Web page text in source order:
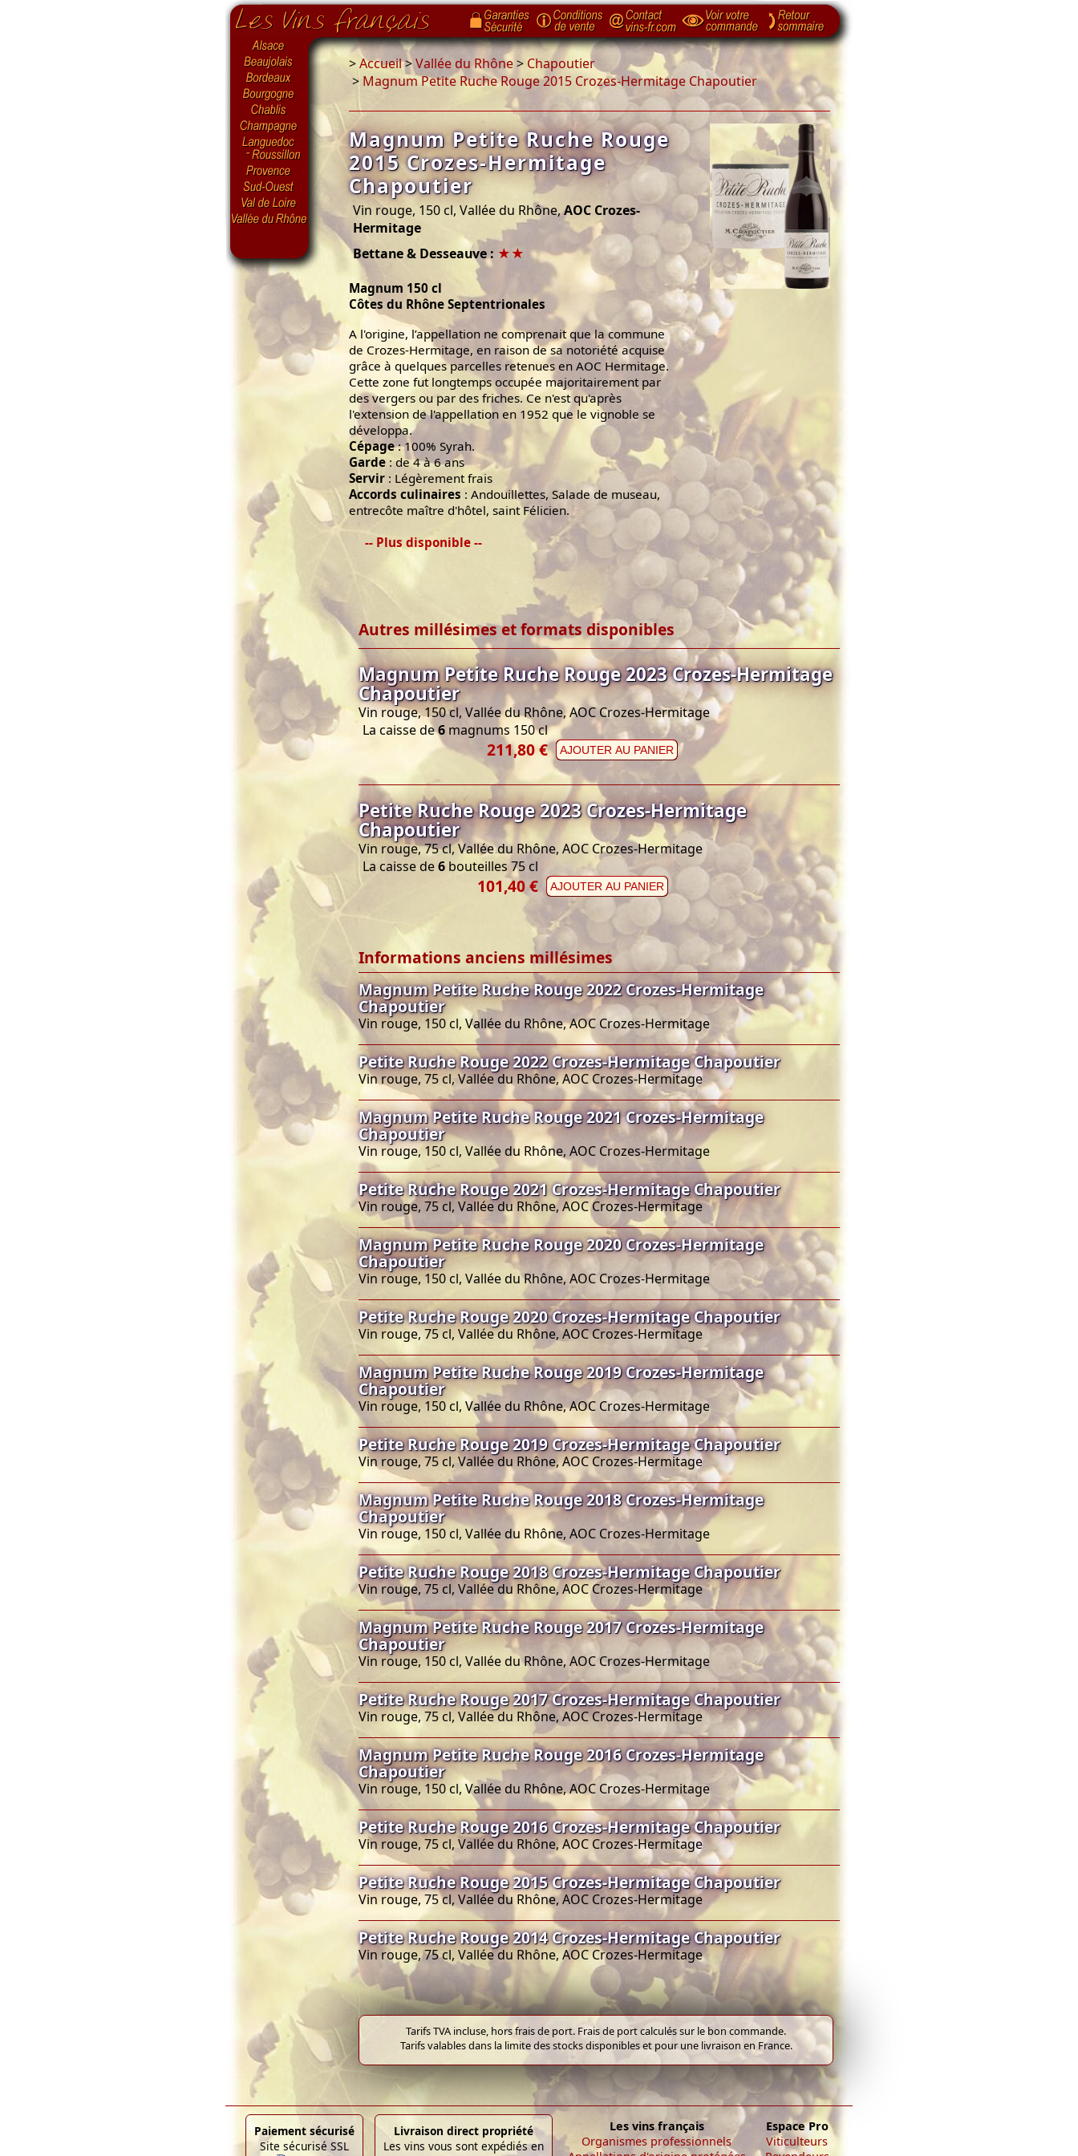
>Accueil>Vallée du Rhône> Chapoutier
> Magnum Petite Ruche Rouge 2015 Crozes-Hermitage Chapoutier
Magnum Petite Ruche Rouge
2015 Crozes-Hermitage
Chapoutier
Vin rouge, 150 cl, Vallée du Rhône,AOC Crozes-
Hermitage
Bettane & Desseauve : ★★
Magnum 150 cl
Côtes du Rhône Septentrionales
A l'origine, l’appellation ne comprenait que la commune
de Crozes-Hermitage, en raison de sa notoriété acquise
grâce à quelques parcelles retenues en AOC Hermitage.
Cette zone fut longtemps occupée majoritairement par
des vergers ou par des friches. Ce n'est qu'après
l'extension de l'appellation en 1952 que le vignoble se
développa.
Cépage: 100% Syrah.
Garde : de 4 à 6 ans
Servir : Légèrement frais
Accords culinaires : Andouillettes, Salade de museau,
entrecôte maître d'hôtel, saint Félicien.
-- Plus disponible --
Autres millésimes et formats disponibles
Magnum Petite Ruche Rouge 2023 Crozes-Hermitage
Chapoutier
Vin rouge, 150 cl, Vallée du Rhône, AOC Crozes-Hermitage
La caisse de6 magnums 150 cl
211,80 € AJOUTER AU PANIER
Petite Ruche Rouge 2023 Crozes-Hermitage
Chapoutier
Vin rouge, 75 cl, Vallée du Rhône, AOC Crozes-Hermitage
La caisse de6 bouteilles 75 cl
101,40 € AJOUTER AU PANIER
Informations anciens millésimes
Magnum Petite Ruche Rouge 2022 Crozes-Hermitage
Chapoutier
Vin rouge, 150 cl, Vallée du Rhône, AOC Crozes-Hermitage
Petite Ruche Rouge 2022 Crozes-Hermitage Chapoutier
Vin rouge, 75 cl, Vallée du Rhône, AOC Crozes-Hermitage
Magnum Petite Ruche Rouge 2021 Crozes-Hermitage
Chapoutier
Vin rouge, 150 cl, Vallée du Rhône, AOC Crozes-Hermitage
Petite Ruche Rouge 2021 Crozes-Hermitage Chapoutier
Vin rouge, 75 cl, Vallée du Rhône, AOC Crozes-Hermitage
Magnum Petite Ruche Rouge 2020 Crozes-Hermitage
Chapoutier
Vin rouge, 150 cl, Vallée du Rhône, AOC Crozes-Hermitage
Petite Ruche Rouge 2020 Crozes-Hermitage Chapoutier
Vin rouge, 75 cl, Vallée du Rhône, AOC Crozes-Hermitage
Magnum Petite Ruche Rouge 2019 Crozes-Hermitage
Chapoutier
Vin rouge, 150 cl, Vallée du Rhône, AOC Crozes-Hermitage
Petite Ruche Rouge 2019 Crozes-Hermitage Chapoutier
Vin rouge, 75 cl, Vallée du Rhône, AOC Crozes-Hermitage
Magnum Petite Ruche Rouge 2018 Crozes-Hermitage
Chapoutier
Vin rouge, 150 cl, Vallée du Rhône, AOC Crozes-Hermitage
Petite Ruche Rouge 2018 Crozes-Hermitage Chapoutier
Vin rouge, 75 cl, Vallée du Rhône, AOC Crozes-Hermitage
Magnum Petite Ruche Rouge 2017 Crozes-Hermitage
Chapoutier
Vin rouge, 150 cl, Vallée du Rhône, AOC Crozes-Hermitage
Petite Ruche Rouge 2017 Crozes-Hermitage Chapoutier
Vin rouge, 75 cl, Vallée du Rhône, AOC Crozes-Hermitage
Magnum Petite Ruche Rouge 2016 Crozes-Hermitage
Chapoutier
Vin rouge, 150 cl, Vallée du Rhône, AOC Crozes-Hermitage
Petite Ruche Rouge 2016 Crozes-Hermitage Chapoutier
Vin rouge, 75 cl, Vallée du Rhône, AOC Crozes-Hermitage
Petite Ruche Rouge 2015 Crozes-Hermitage Chapoutier
Vin rouge, 75 cl, Vallée du Rhône, AOC Crozes-Hermitage
Petite Ruche Rouge 2014 Crozes-Hermitage Chapoutier
Vin rouge, 75 cl, Vallée du Rhône, AOC Crozes-Hermitage
Tarifs TVA incluse, hors frais de port. Frais de port calculés sur le bon commande.
Tarifs valables dans la limite des stocks disponibles et pour une livraison en France.
Paiement sécurisé
Site sécurisé SSL
Livraison direct propriété
Les vins vous sont expédiés en
Les vins français
Organismes professionnels
Espace Pro
Viticulteurs